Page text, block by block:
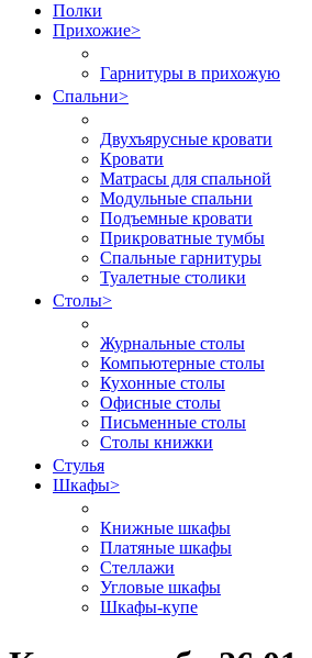
Полки
Прихожие>
Гарнитуры в прихожую
Спальни>
Двухъярусные кровати
Кровати
Матрасы для спальной
Модульные спальни
Подъемные кровати
Прикроватные тумбы
Спальные гарнитуры
Туалетные столики
Столы>
Журнальные столы
Компьютерные столы
Кухонные столы
Офисные столы
Письменные столы
Столы книжки
Стулья
Шкафы>
Книжные шкафы
Платяные шкафы
Стеллажи
Угловые шкафы
Шкафы-купе